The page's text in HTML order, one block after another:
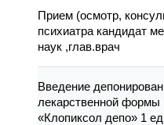
Прием (осмотр,
психиатра кандидат
наук ,глав.врач
Введение
лекарственной формы
«Клопиксол депо» 1 ед